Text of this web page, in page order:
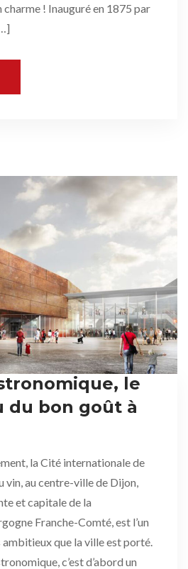
charme ! Inauguré en 1875 par
le
du bon goût à
la Cité internationale de
vin, au centre-ville de Dijon,
et capitale de la
Franche-Comté, est l’un
que la ville est porté.
c’est d’abord un